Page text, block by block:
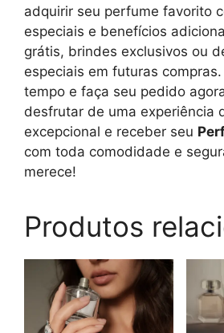
adquirir seu perfume favorito
especiais e benefícios
grátis, brindes exclusivos ou
especiais em futuras
tempo e faça seu pedido
desfrutar de uma experiência
excepcional e receber seu
com toda comodidade e
merece!
Produtos